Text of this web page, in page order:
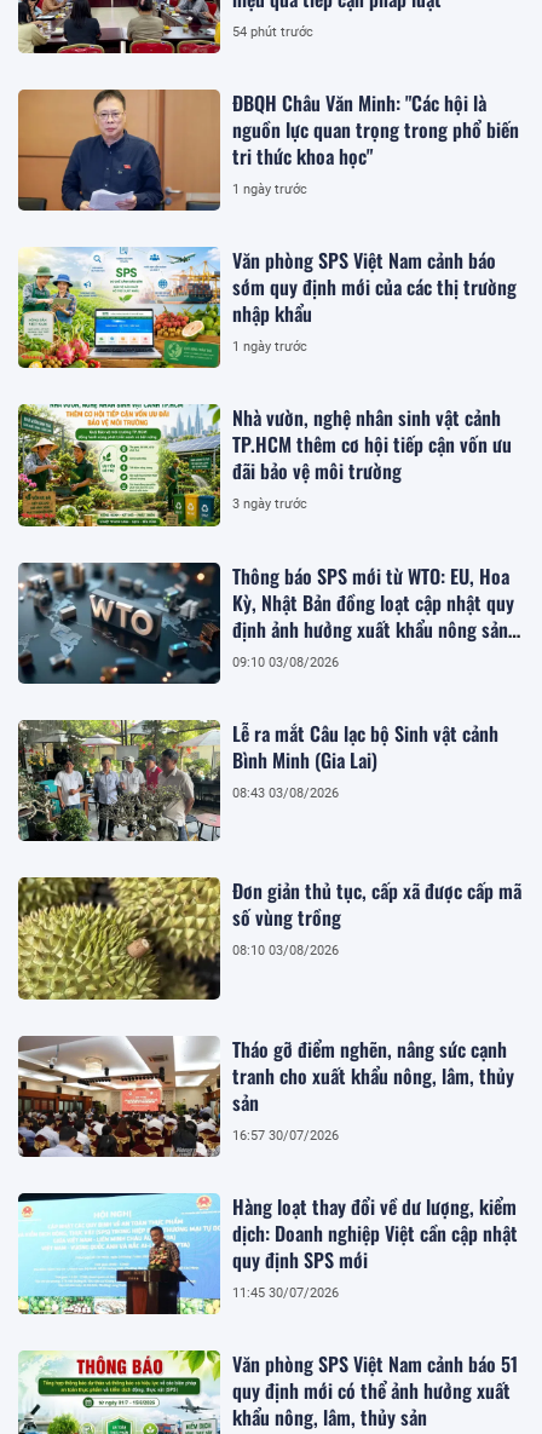
54 phút trước
ĐBQH Châu Văn Minh: "Các hội là
nguồn lực quan trọng trong phổ biến
tri thức khoa học"
1 ngày trước
Văn phòng SPS Việt Nam cảnh báo
sớm quy định mới của các thị trường
nhập khẩu
1 ngày trước
Nhà vườn, nghệ nhân sinh vật cảnh
TP.HCM thêm cơ hội tiếp cận vốn ưu
đãi bảo vệ môi trường
3 ngày trước
Thông báo SPS mới từ WTO: EU, Hoa
Kỳ, Nhật Bản đồng loạt cập nhật quy
định ảnh hưởng xuất khẩu nông sản
Việt
09:10 03/08/2026
Lễ ra mắt Câu lạc bộ Sinh vật cảnh
Bình Minh (Gia Lai)
08:43 03/08/2026
Đơn giản thủ tục, cấp xã được cấp mã
số vùng trồng
08:10 03/08/2026
Tháo gỡ điểm nghẽn, nâng sức cạnh
tranh cho xuất khẩu nông, lâm, thủy
sản
16:57 30/07/2026
Hàng loạt thay đổi về dư lượng, kiểm
dịch: Doanh nghiệp Việt cần cập nhật
quy định SPS mới
11:45 30/07/2026
Văn phòng SPS Việt Nam cảnh báo 51
quy định mới có thể ảnh hưởng xuất
khẩu nông, lâm, thủy sản